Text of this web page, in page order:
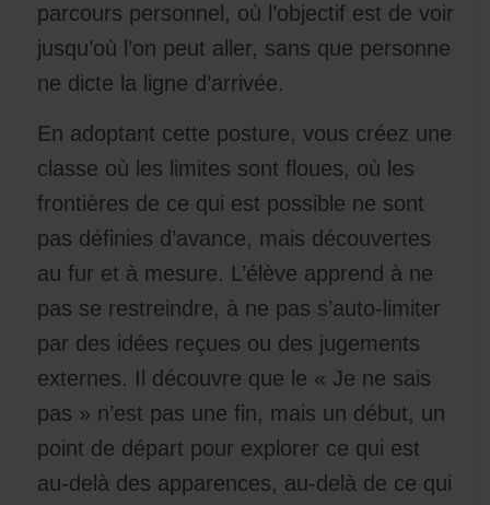
parcours personnel, où l’objectif est de voir
jusqu’où l’on peut aller, sans que personne
ne dicte la ligne d’arrivée.
En adoptant cette posture, vous créez une
classe où les limites sont floues, où les
frontières de ce qui est possible ne sont
pas définies d’avance, mais découvertes
au fur et à mesure. L’élève apprend à ne
pas se restreindre, à ne pas s’auto-limiter
par des idées reçues ou des jugements
externes. Il découvre que le « Je ne sais
pas » n’est pas une fin, mais un début, un
point de départ pour explorer ce qui est
au-delà des apparences, au-delà de ce qui